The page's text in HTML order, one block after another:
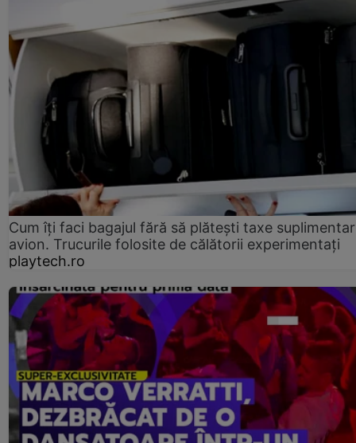
Cum îți faci bagajul fără să plătești taxe
avion. Trucurile folosite de călătorii experimentați
playtech.ro